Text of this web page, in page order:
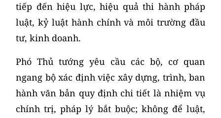
tiếp đến hiệu lực, hiệu quả thi hành pháp
luật, kỷ luật hành chính và môi trường đầu
tư, kinh doanh.
Phó Thủ tướng yêu cầu các bộ, cơ quan
ngang bộ xác định việc xây dựng, trình, ban
hành văn bản quy định chi tiết là nhiệm vụ
chính trị, pháp lý bắt buộc; không để luật,